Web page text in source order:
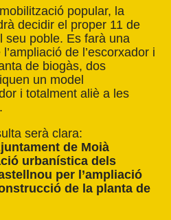
popular, la
decidir el proper 11 de
seu poble. Es farà una
de l’escorxador i
de biogàs, dos
un model
i totalment aliè a les
serà clara:
de Moià
urbanística dels
per l’ampliació
de la planta de